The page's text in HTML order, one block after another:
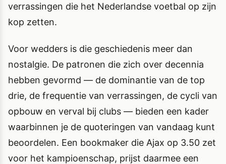
verrassingen die het Nederlandse voetbal op zijn
kop zetten.
Voor wedders is die geschiedenis meer dan
nostalgie. De patronen die zich over decennia
hebben gevormd — de dominantie van de top
drie, de frequentie van verrassingen, de cycli van
opbouw en verval bij clubs — bieden een kader
waarbinnen je de quoteringen van vandaag kunt
beoordelen. Een bookmaker die Ajax op 3.50 zet
voor het kampioenschap, prijst daarmee een